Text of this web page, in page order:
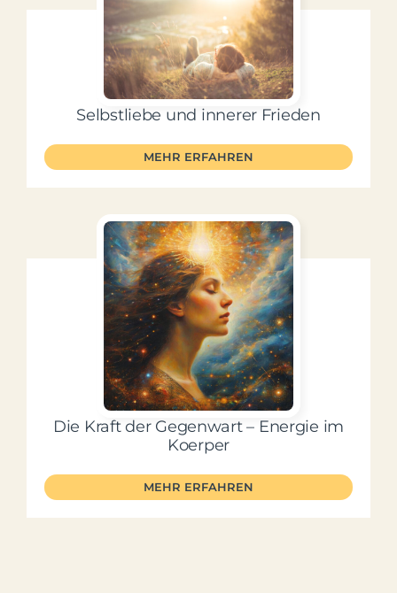
Selbstliebe und innerer Frieden
MEHR ERFAHREN
Die Kraft der Gegenwart – Energie im
Koerper
MEHR ERFAHREN